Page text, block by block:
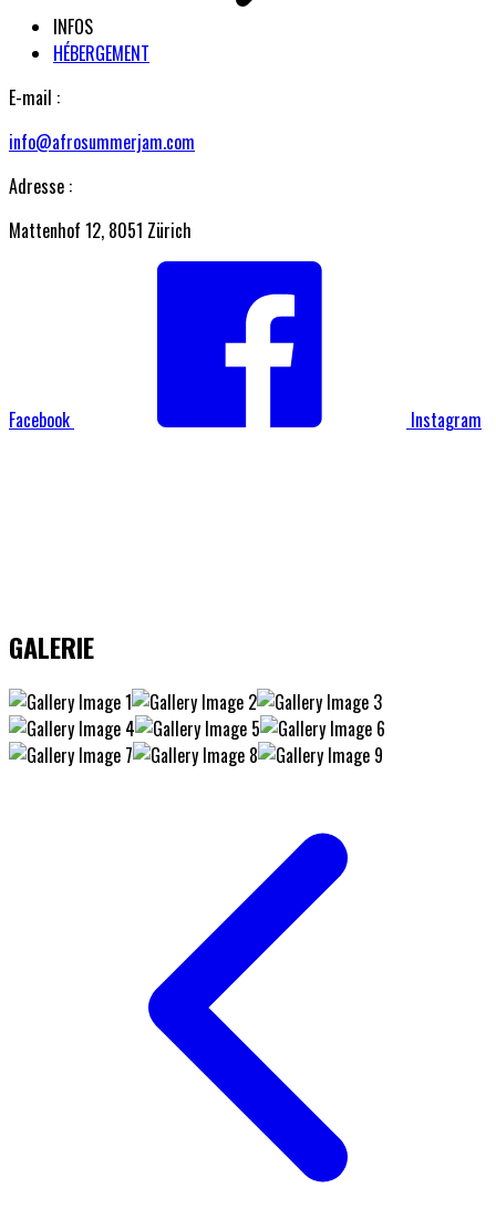
INFOS
HÉBERGEMENT
E-mail :
info@afrosummerjam.com
Adresse :
Mattenhof 12, 8051 Zürich
Facebook Instagram
GALERIE